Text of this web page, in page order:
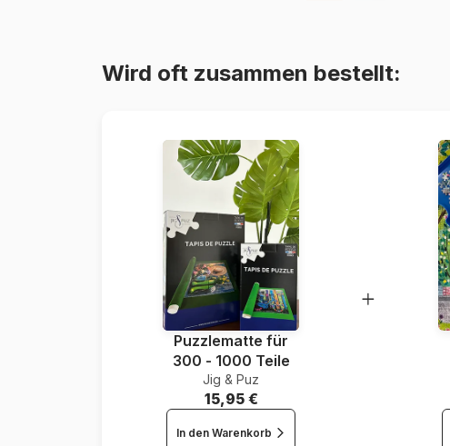
Wird oft zusammen bestellt:
Puzzlematte für
300 - 1000 Teile
Jig & Puz
15,95 €
In den Warenkorb